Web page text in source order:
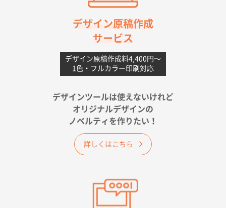
2026年06月08日 17:38
対応の速さ、丁寧さ、提案など
不織布フラットバッグ（A4縦サイズ）1000枚
2026年05月25日 15:10
が決め手です
佐賀県A社様
2026年05月23日 16:24
希望の商品（今回発注分）が一番安かったため
ワンポイント箔押し紙袋 M横サイズ(A4対応)
デザイン原稿作成
サービス
デザイン原稿作成料4,400円〜
1色・フルカラー印刷対応
デザインツールは使えないけれど
オリジナルデザインの
ノベルティを作りたい！
詳しくはこちら